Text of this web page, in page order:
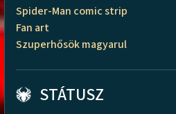
Spider-Man comic strip
Fan art
Szuperhősök magyarul
STÁTUSZ